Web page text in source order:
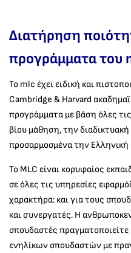
Διατήρηση
προγράμματα του
Το mlc έχει ειδική και
Cambridge & Harvard
προγράμματα με βάση όλες
βίου μάθηση, την
προσαρμοσμένα την Ελληνική
Το MLC είναι κορυφαίος
σε όλες τις υπηρεσίες
χαρακτήρα: και για τους
και συνεργατές. Η
σπουδαστές
ενηλίκων σπουδαστών με